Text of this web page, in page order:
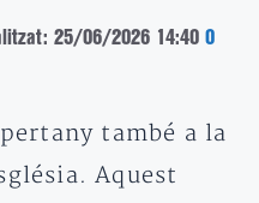
25/06/2026 14:40 0
també a la
Aquest